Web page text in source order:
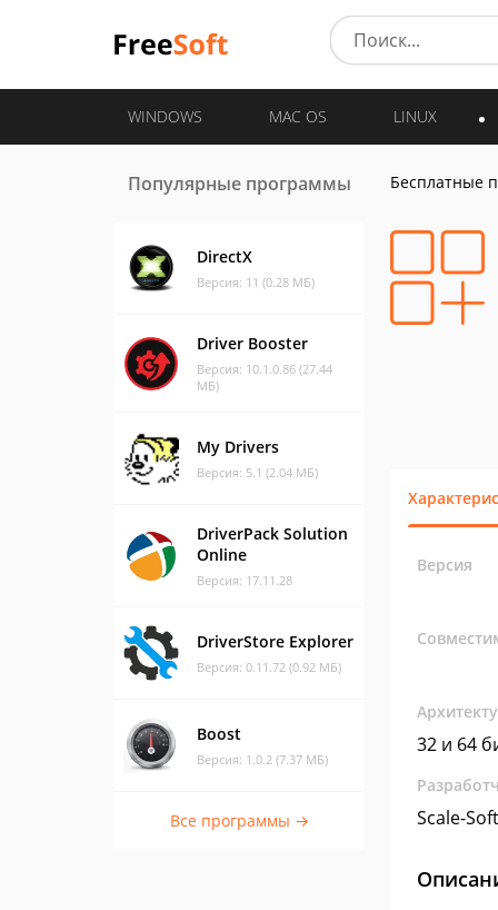
WINDOWS MAC OS LINUX
Популярные программы
DirectX
Версия: 11 (0.28 МБ)
Driver Booster
Версия: 10.1.0.86 (27.44
МБ)
My Drivers
Версия: 5.1 (2.04 МБ)
DriverPack Solution
Online
Версия: 17.11.28
DriverStore Explorer
Версия: 0.11.72 (0.92 МБ)
Boost
Версия: 1.0.2 (7.37 МБ)
Все программы →
Бесплатные
Версия
32 и 64
Scale-Soft